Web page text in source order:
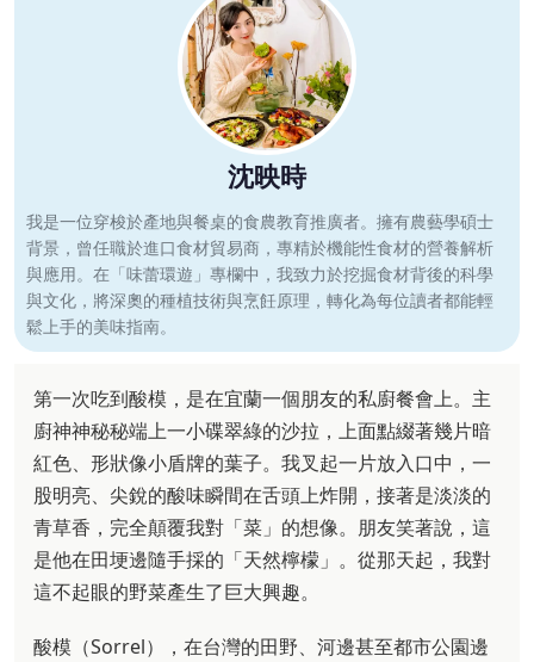
沈映時
我是一位穿梭於產地與餐桌的食農教育推廣者。擁有農藝學碩士
背景，曾任職於進口食材貿易商，專精於機能性食材的營養解析
與應用。在「味蕾環遊」專欄中，我致力於挖掘食材背後的科學
與文化，將深奧的種植技術與烹飪原理，轉化為每位讀者都能輕
鬆上手的美味指南。
第一次吃到酸模，是在宜蘭一個朋友的私廚餐會上。主
廚神神秘秘端上一小碟翠綠的沙拉，上面點綴著幾片暗
紅色、形狀像小盾牌的葉子。我叉起一片放入口中，一
股明亮、尖銳的酸味瞬間在舌頭上炸開，接著是淡淡的
青草香，完全顛覆我對「菜」的想像。朋友笑著說，這
是他在田埂邊隨手採的「天然檸檬」。從那天起，我對
這不起眼的野菜產生了巨大興趣。
酸模（Sorrel），在台灣的田野、河邊甚至都市公園邊